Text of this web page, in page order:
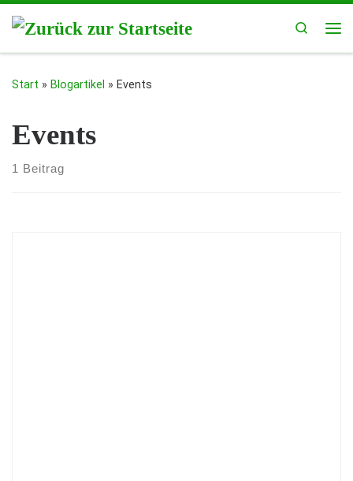
Zum Inhalt springen
Search
Start » Blogartikel » Events
Events
1 Beitrag